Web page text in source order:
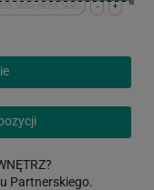
+
-
(8055,5880)
Partnerskiego.